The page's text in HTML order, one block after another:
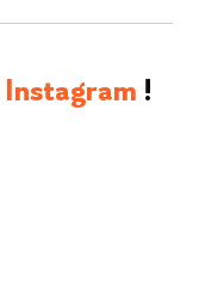
Instagram !